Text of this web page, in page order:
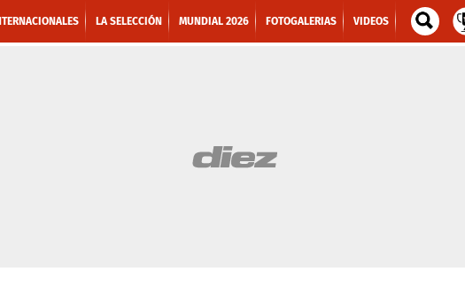
LA SELECCIÓN MUNDIAL 2026 FOTOGALERIAS VIDEOS